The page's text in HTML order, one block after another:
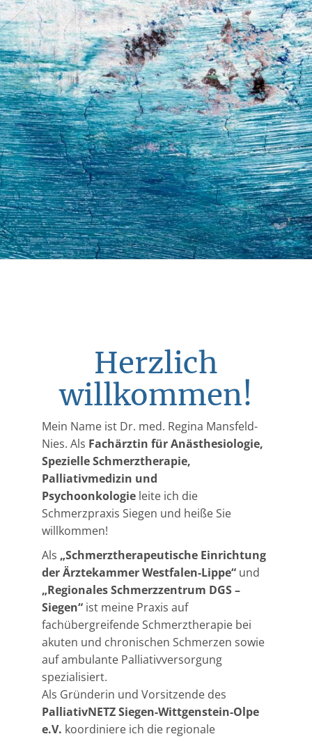
Herzlich
willkommen!
Mein Name ist Dr. med. Regina Mansfeld-
Nies. Als Fachärztin für Anästhesiologie,
Spezielle Schmerztherapie,
Palliativmedizin und
Psychoonkologie leite ich die
Schmerzpraxis Siegen und heiße Sie
willkommen!
Als „Schmerztherapeutische Einrichtung
der Ärztekammer Westfalen-Lippe“ und
„Regionales Schmerzzentrum DGS –
Siegen“ ist meine Praxis auf
fachübergreifende Schmerztherapie bei
akuten und chronischen Schmerzen sowie
auf ambulante Palliativversorgung
spezialisiert.
Als Gründerin und Vorsitzende des
PalliativNETZ Siegen-Wittgenstein-Olpe
e.V. koordiniere ich die regionale